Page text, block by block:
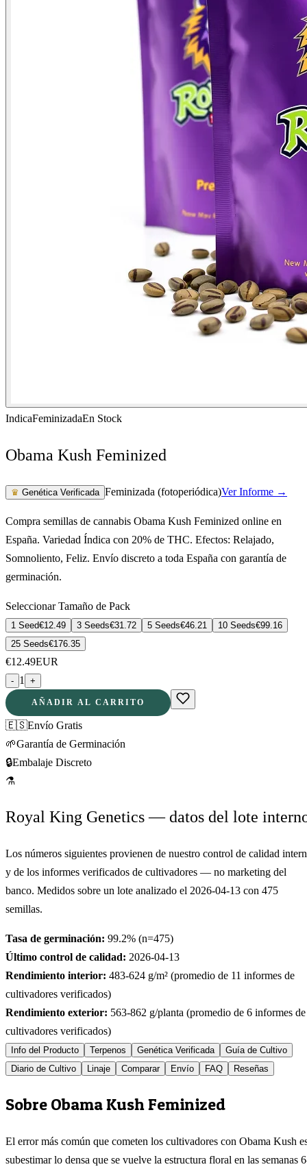
IndicaFeminizadaEn Stock
Obama Kush Feminized
♛ Genética Verificada Feminizada (fotoperiódica)Ver Informe →
Compra semillas de cannabis Obama Kush Feminized online en
España. Variedad Índica con 20% de THC. Efectos: Relajado,
Somnoliento, Feliz. Envío discreto a toda España con garantía de
germinación.
Seleccionar Tamaño de Pack
1 Seed€12.49 3 Seeds€31.72 5 Seeds€46.21 10 Seeds€99.16
25 Seeds€176.35
€12.49EUR
- 1 +
AÑADIR AL CARRITO
🇪🇸Envío Gratis
🌱Garantía de Germinación
🔒Embalaje Discreto
⚗
Royal King Genetics — datos del lote
Los números siguientes provienen de nuestro control de calidad
y de los informes verificados de cultivadores — no marketing del
banco. Medidos sobre un lote analizado el 2026-04-13 con 475
semillas.
Tasa de germinación: 99.2% (n=475)
Último control de calidad: 2026-04-13
Rendimiento interior: 483-624 g/m² (promedio de 11 informes de
cultivadores verificados)
Rendimiento exterior: 563-862 g/planta (promedio de 6 informes de
cultivadores verificados)
Info del Producto Terpenos Genética Verificada
Guía de Cultivo
Diario de Cultivo
Linaje Comparar Envío FAQ Reseñas
Sobre Obama Kush Feminized
El error más común que cometen los cultivadores con Obama Kush
subestimar lo densa que se vuelve la estructura floral en las semanas